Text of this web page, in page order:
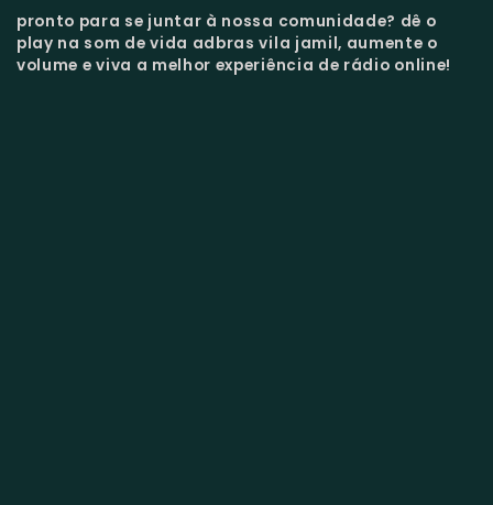
pronto para se juntar à nossa comunidade? dê o
play na som de vida adbras vila jamil, aumente o
volume e viva a melhor experiência de rádio online!